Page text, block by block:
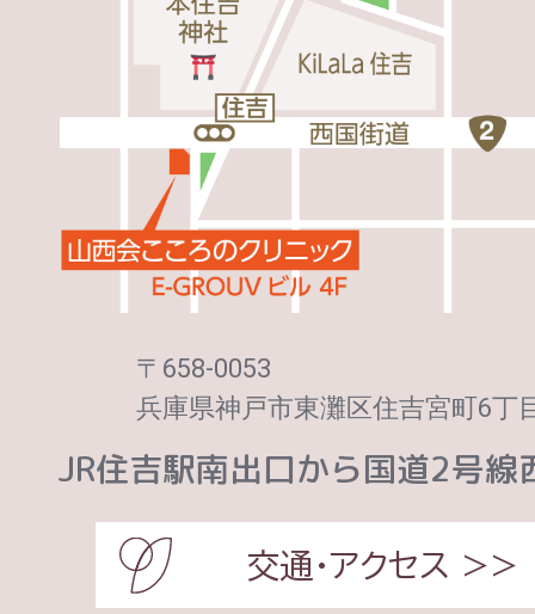
〒658-0053
兵庫県神戸市東灘区住吉宮町6丁
JR住吉駅南出口から国道2号線
交通・アクセス >>